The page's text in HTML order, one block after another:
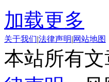
加载更多
关于我们|法律声明|网站地图
本站所有